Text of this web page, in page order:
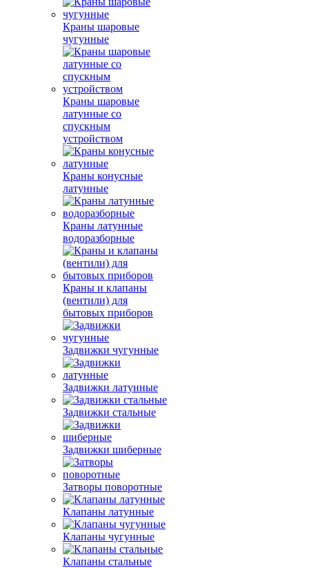
Краны шаровые
чугунные
Краны шаровые
латунные со
спускным
устройством
Краны конусные
латунные
Краны латунные
водоразборные
Краны и клапаны
(вентили) для
бытовых приборов
Задвижки чугунные
Задвижки латунные
Задвижки стальные
Задвижки шиберные
Затворы поворотные
Клапаны латунные
Клапаны чугунные
Клапаны стальные